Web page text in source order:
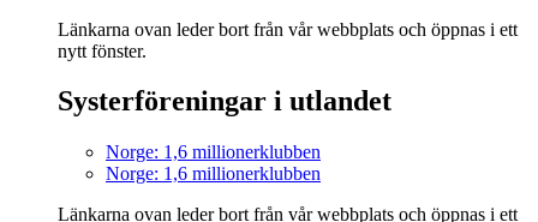
Länkarna ovan leder bort från vår webbplats och öppnas i ett
nytt fönster.
Systerföreningar i utlandet
Norge: 1,6 millionerklubben
Norge: 1,6 millionerklubben
Länkarna ovan leder bort från vår webbplats och öppnas i ett